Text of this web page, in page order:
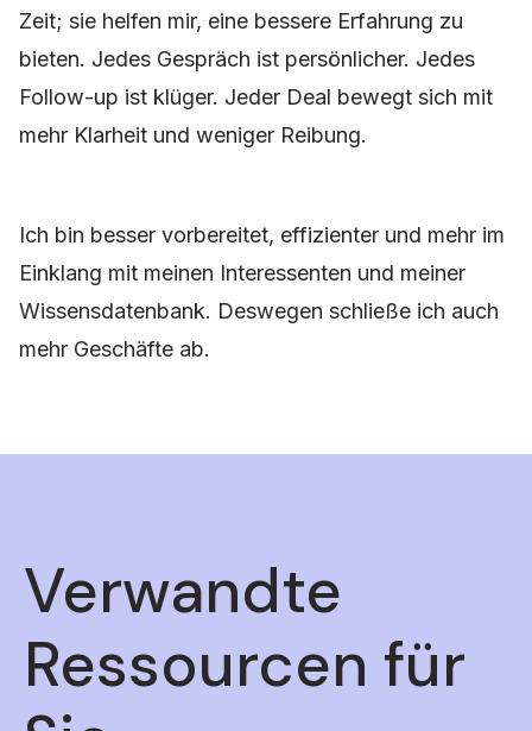
Zeit; sie helfen mir, eine bessere Erfahrung zu
bieten. Jedes Gespräch ist persönlicher. Jedes
Follow-up ist klüger. Jeder Deal bewegt sich mit
mehr Klarheit und weniger Reibung.
Ich bin besser vorbereitet, effizienter und mehr im
Einklang mit meinen Interessenten und meiner
Wissensdatenbank. Deswegen schließe ich auch
mehr Geschäfte ab.
Verwandte
Ressourcen für